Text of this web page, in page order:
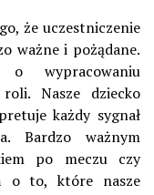
że uczestniczenie
ważne i pożądane.
wypracowaniu
Nasze dziecko
każdy sygnał
Bardzo ważnym
po meczu czy
o to, które nasze